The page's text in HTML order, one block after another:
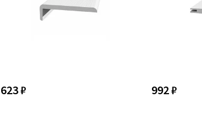
623 ₽ 992 ₽